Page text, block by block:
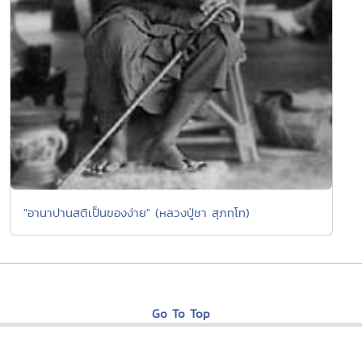
"อานาปานสติเป็นของง่าย" (หลวงปู่ชา สุภทฺโท)
Go To Top